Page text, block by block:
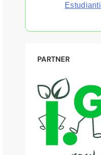
Estudiantil
PARTNER